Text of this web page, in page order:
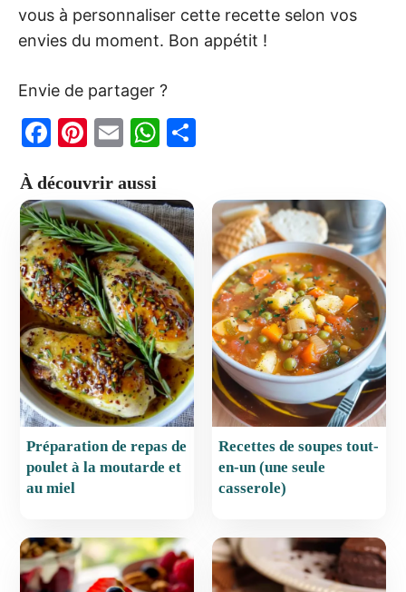
vous à personnaliser cette recette selon vos
envies du moment. Bon appétit !
Envie de partager ?
F
c
e
b
o
o
k
Pi
er
e
st
E
ai
l
W
s
A
p
p
g
er
À découvrir aussi
Préparation de repas de
poulet à la moutarde et
au miel
Recettes de soupes tout-
en-un (une seule
casserole)